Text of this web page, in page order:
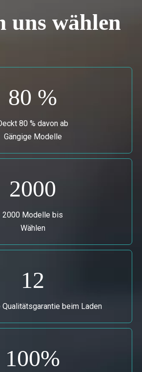
uns wählen
80 %
80 % davon ab
Gängige Modelle
2000
2000 Modelle bis
Wählen
12
Qualitätsgarantie beim Laden
100%